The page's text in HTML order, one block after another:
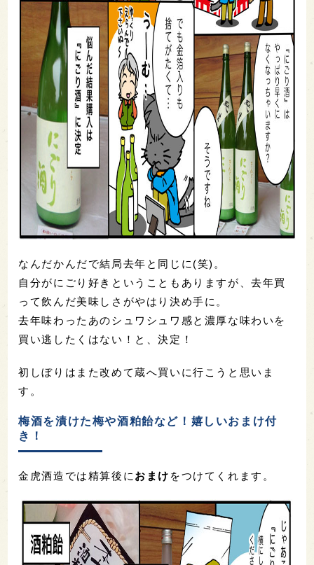
なんだかんだで結局去年と同じに(笑)。
自分がにごり好きということもありますが、去年買
って飲んだ美味しさがやはり決め手に。
去年味わったあのシュワシュワ感と濃厚な味わいを
買い逃したくはない！と、決定！
初しぼりはまた改めて蔵へ買いに行こうと思いま
す。
梅酒を漬けた梅や酒粕飴など！嬉しいおまけ付
き！
金虎酒造では精算後に おまけ をつけてくれます。